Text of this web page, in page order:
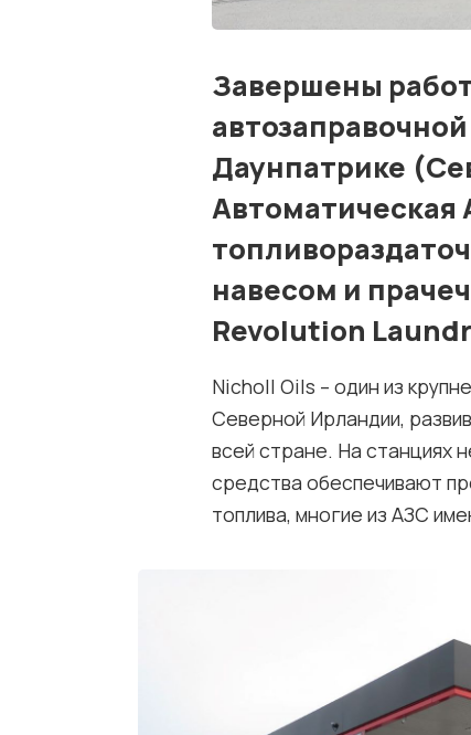
Завершены
Даунпатрике
Автоматическая
навесом и
Revolution
Nicholl Oils – один из
Северной Ирландии,
всей стране. На станциях
средства обеспечивают
топлива, многие из АЗС